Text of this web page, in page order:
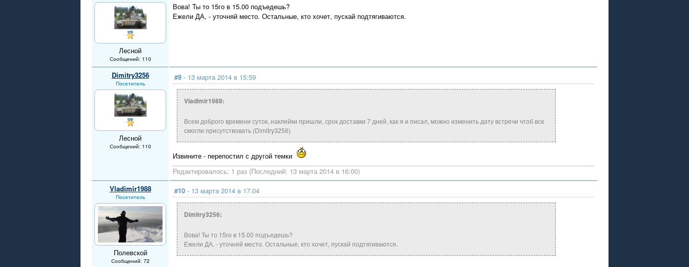
Лесной
Сообщений: 110
Вова! Ты то 15го в 15.00 подъедешь?
Ежели ДА, - уточняй место. Остальные, кто хочет, пускай подтягиваются.
Dimitry3256
Посетитель
Лесной
Сообщений: 110
#9 - 13 марта 2014 в 15:59
Vladimir1988:
Всем доброго времени суток, наклейки пришли, срок доставки 7 дней, как я и писал, можно изменить дату встречи чтоб все
смогли присутствовать (Dimitry3256)
Извините - перепостил с другой темки
Редактировалось: 1 раз (Последний: 13 марта 2014 в 16:00)
Vladimir1988
Посетитель
Полевской
Сообщений: 72
#10 - 13 марта 2014 в 17:04
Dimitry3256:
Вова! Ты то 15го в 15.00 подъедешь?
Ежели ДА, - уточняй место. Остальные, кто хочет, пускай подтягиваются.